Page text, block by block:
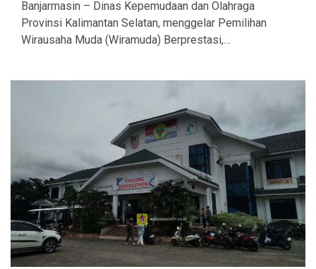
Banjarmasin – Dinas Kepemudaan dan Olahraga
Provinsi Kalimantan Selatan, menggelar Pemilihan
Wirausaha Muda (Wiramuda) Berprestasi,…